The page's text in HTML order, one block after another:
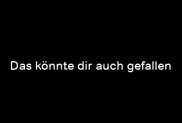
Das könnte dir auch gefallen